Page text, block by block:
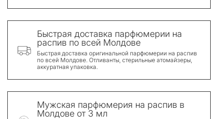
Быстрая доставка парфюмерии на
распив по всей Молдове
Быстрая доставка оригинальной парфюмерии на распив
по всей Молдове. Отливанты, стерильные атомайзеры,
аккуратная упаковка.
Мужская парфюмерия на распив в
Молдове от 3 мл